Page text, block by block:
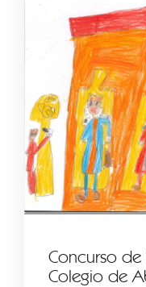
Concurso de
Colegio de